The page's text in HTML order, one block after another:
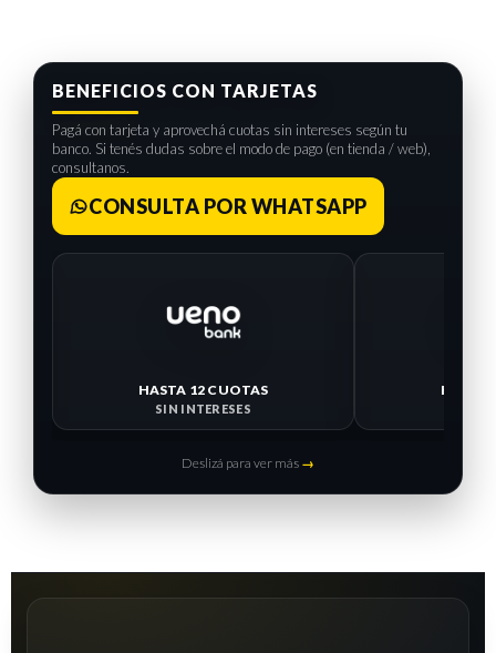
BENEFICIOS CON TARJETAS
Pagá con tarjeta y aprovechá cuotas sin intereses según tu
banco. Si tenés dudas sobre el modo de pago (en tienda / web),
consultanos.
CONSULTA POR WHATSAPP
HASTA 12 CUOTAS
SIN INTERESES
Deslizá para ver más →